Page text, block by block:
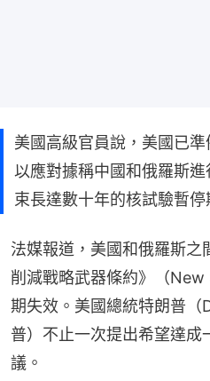
美國高級官員說，美國已準
以應對據稱中國和俄羅斯
束長達數十年的核試驗暫停
法媒報道，美國和俄羅斯之
削減戰略武器條約》（New
期失效。美國總統特朗普（
普）不止一次提出希望達成
議。